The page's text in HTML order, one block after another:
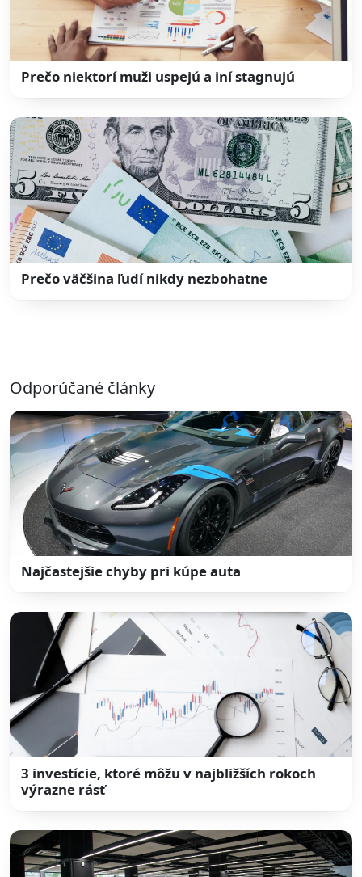
Prečo niektorí muži uspejú a iní stagnujú
Prečo väčšina ľudí nikdy nezbohatne
Odporúčané články
Najčastejšie chyby pri kúpe auta
3 investície, ktoré môžu v najbližších rokoch
výrazne rásť